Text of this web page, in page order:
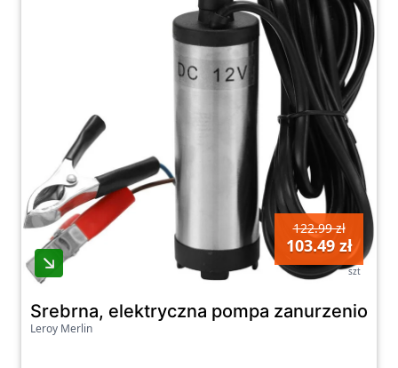
122.99 zł
103.49 zł
szt
Srebrna, elektryczna pompa
Leroy Merlin